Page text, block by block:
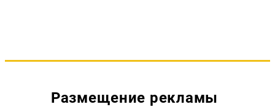
Размещение рекламы